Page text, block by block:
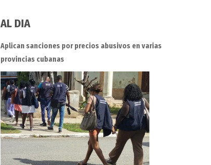
AL DIA
Aplican sanciones por precios abusivos en varias
provincias cubanas